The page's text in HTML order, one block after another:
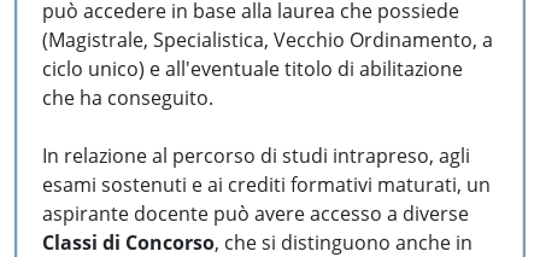
può accedere in base alla laurea che possiede
(Magistrale, Specialistica, Vecchio Ordinamento, a
ciclo unico) e all'eventuale titolo di abilitazione
che ha conseguito.
In relazione al percorso di studi intrapreso, agli
esami sostenuti e ai crediti formativi maturati, un
aspirante docente può avere accesso a diverse
Classi di Concorso, che si distinguono anche in